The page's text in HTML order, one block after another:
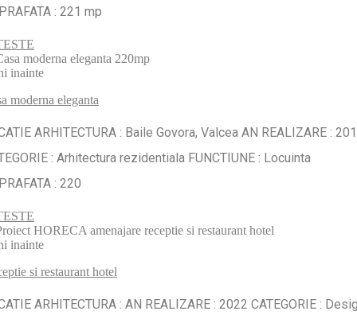
: 221 mp
inainte
moderna eleganta
ARHITECTURA : Baile Govora, Valcea AN REALIZARE :
: Arhitectura rezidentiala FUNCTIUNE : Locuinta
: 220
inainte
si restaurant hotel
ARHITECTURA : AN REALIZARE : 2022 CATEGORIE :